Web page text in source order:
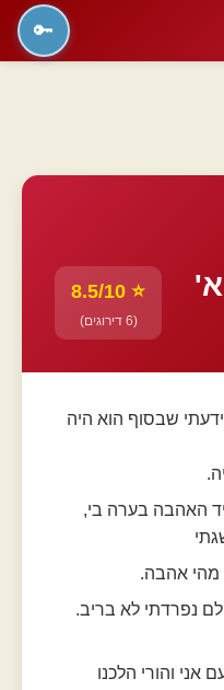
⭐ 8.5/10
(6 דירוגים)
שבסוף הוא היה
קטן תמיד האהבה בערה בי,
מהי אהבה.
נפרדתי לא בריב.
בצבא. הוא בן 20. פעם אני והורי הלכנו
🔑